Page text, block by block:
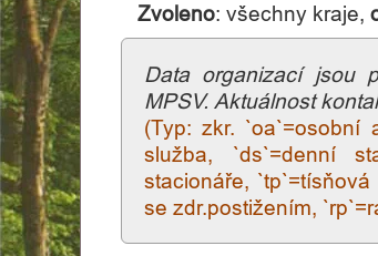
Domovská
stránka
Osobní
asistence
Dekubity
Zvoleno: všechny kraje,
Data organizací jsou
MPSV. Aktuálnost
(Typ: zkr. `oa`=osobní
služba, `ds`=denní
stacionáře,
se zdr.postižením,